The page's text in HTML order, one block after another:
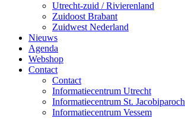
Utrecht-zuid / Rivierenland
Zuidoost Brabant
Zuidwest Nederland
Nieuws
Agenda
Webshop
Contact
Contact
Informatiecentrum Utrecht
Informatiecentrum St.
Informatiecentrum Vessem